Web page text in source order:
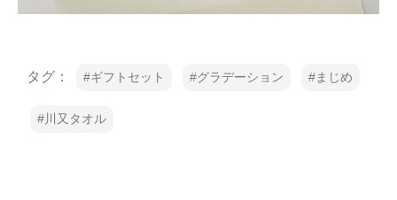
タグ： ギフトセット グラデーション まじめ
川又タオル